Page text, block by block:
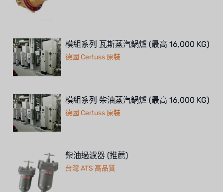
模組系列 瓦斯蒸汽鍋爐 (最高 16,000 KG)
德國 Certuss 原裝
模組系列 柴油蒸汽鍋爐 (最高 16,000 KG)
德國 Certuss 原裝
柴油過濾器 (推薦)
台灣 ATS 高品質